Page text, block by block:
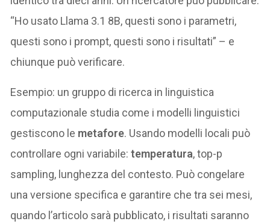
“Ho usato Llama 3.1 8B, questi sono i parametri,
questi sono i prompt, questi sono i risultati” – e
chiunque può verificare.
Esempio: un gruppo di ricerca in linguistica
computazionale studia come i modelli linguistici
gestiscono le metafore. Usando modelli locali può
controllare ogni variabile:temperatura, top-p
sampling, lunghezza del contesto. Può congelare
una versione specifica e garantire che tra sei mesi,
quando l’articolo sarà pubblicato, i risultati saranno